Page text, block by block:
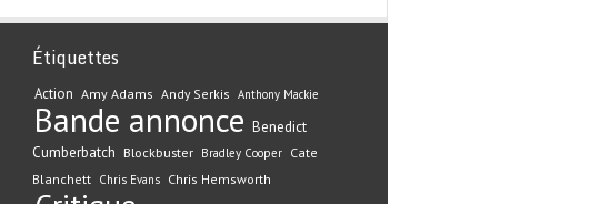
Étiquettes
Action Amy Adams Andy Serkis Anthony Mackie
Bande annonce Benedict
Cumberbatch Blockbuster Bradley Cooper Cate
Blanchett Chris Evans Chris Hemsworth